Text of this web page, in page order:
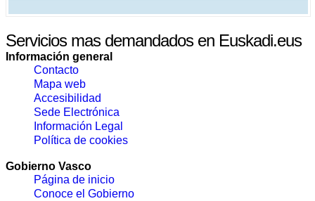
Servicios mas demandados en Euskadi.eus
Información general
Contacto
Mapa web
Accesibilidad
Sede Electrónica
Información Legal
Política de cookies
Gobierno Vasco
Página de inicio
Conoce el Gobierno